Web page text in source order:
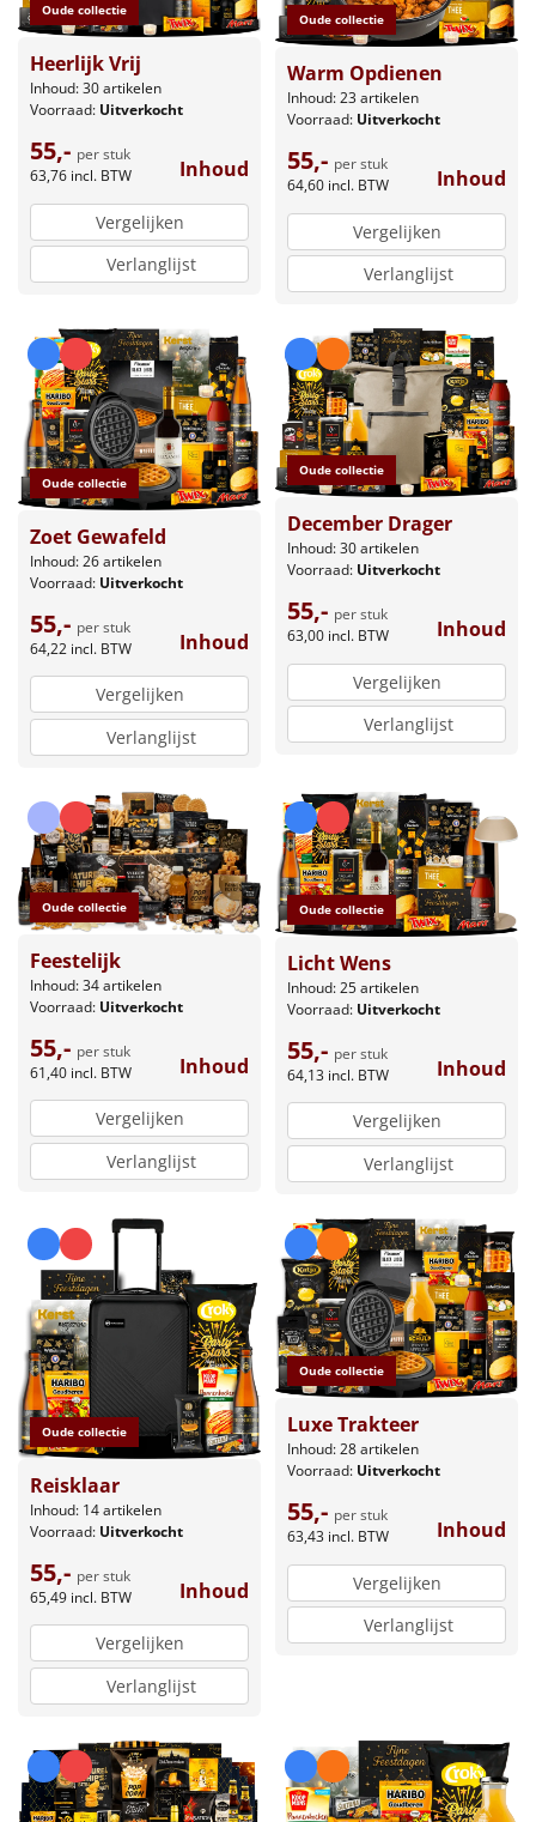
Oude collectie
Heerlijk Vrij
Inhoud: 30 artikelen
Voorraad: Uitverkocht
55,- per stuk
63,76 incl. BTW Inhoud
Vergelijken
Verlanglijst
Oude collectie
Warm Opdienen
Inhoud: 23 artikelen
Voorraad: Uitverkocht
55,- per stuk
64,60 incl. BTW Inhoud
Vergelijken
Verlanglijst
Oude collectie
Zoet Gewafeld
Inhoud: 26 artikelen
Voorraad: Uitverkocht
55,- per stuk
64,22 incl. BTW Inhoud
Vergelijken
Verlanglijst
Oude collectie
December Drager
Inhoud: 30 artikelen
Voorraad: Uitverkocht
55,- per stuk
63,00 incl. BTW Inhoud
Vergelijken
Verlanglijst
Oude collectie
Feestelijk
Inhoud: 34 artikelen
Voorraad: Uitverkocht
55,- per stuk
61,40 incl. BTW Inhoud
Vergelijken
Verlanglijst
Oude collectie
Licht Wens
Inhoud: 25 artikelen
Voorraad: Uitverkocht
55,- per stuk
64,13 incl. BTW Inhoud
Vergelijken
Verlanglijst
Oude collectie
Reisklaar
Inhoud: 14 artikelen
Voorraad: Uitverkocht
55,- per stuk
65,49 incl. BTW Inhoud
Vergelijken
Verlanglijst
Oude collectie
Luxe Trakteer
Inhoud: 28 artikelen
Voorraad: Uitverkocht
55,- per stuk
63,43 incl. BTW Inhoud
Vergelijken
Verlanglijst